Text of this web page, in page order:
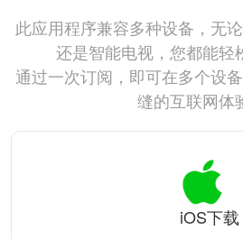
此应用程序兼容多种设备，无
还是智能电视，您都能轻
通过一次订阅，即可在多个设
缝的互联网体
iOS下载